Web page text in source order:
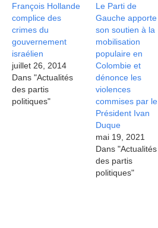
François Hollande
complice des
crimes du
gouvernement
israélien
juillet 26, 2014
Dans "Actualités
des partis
politiques"
Le Parti de
Gauche apporte
son soutien à la
mobilisation
populaire en
Colombie et
dénonce les
violences
commises par le
Président Ivan
Duque
mai 19, 2021
Dans "Actualités
des partis
politiques"